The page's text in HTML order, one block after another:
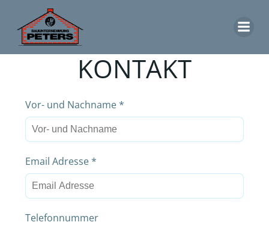
KONTAKT
Vor- und Nachname*
Email Adresse*
Telefonnummer